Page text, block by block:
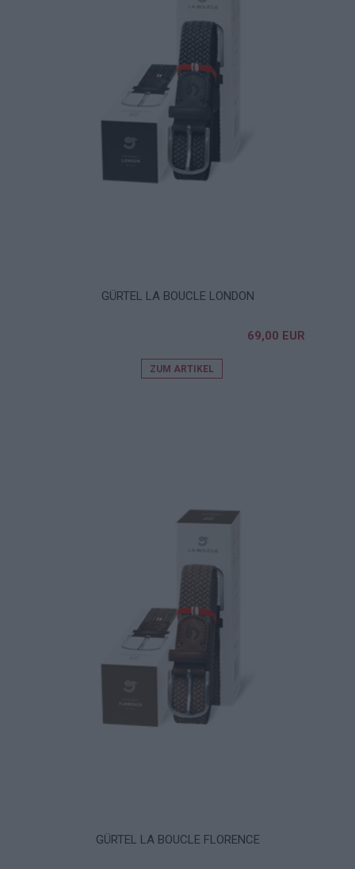
GÜRTEL LA BOUCLE LONDON
69,00 EUR
ZUM ARTIKEL
GÜRTEL LA BOUCLE FLORENCE